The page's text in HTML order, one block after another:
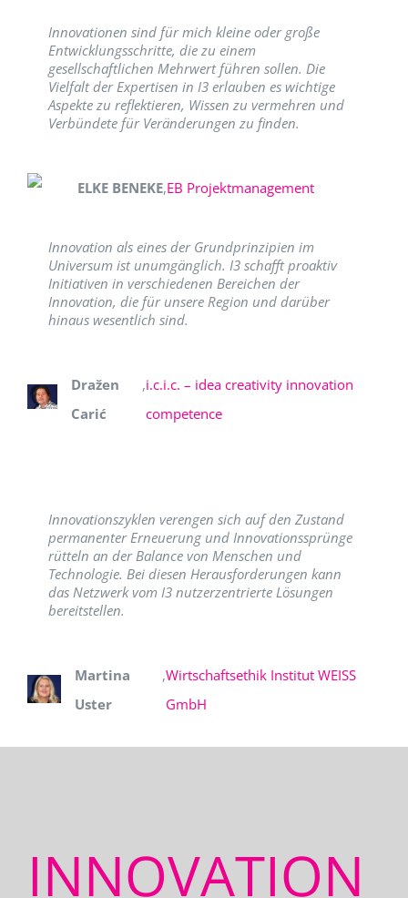
Innovationen sind für mich kleine oder große
Entwicklungsschritte, die zu einem
gesellschaftlichen Mehrwert führen sollen. Die
Vielfalt der Expertisen in I3 erlauben es wichtige
Aspekte zu reflektieren, Wissen zu vermehren und
Verbündete für Veränderungen zu finden.
ELKE BENEKE,EB Projektmanagement
Innovation als eines der Grundprinzipien im
Universum ist unumgänglich. I3 schafft proaktiv
Initiativen in verschiedenen Bereichen der
Innovation, die für unsere Region und darüber
hinaus wesentlich sind.
Dražen
Carić
,i.c.i.c. – idea creativity innovation
competence
Innovationszyklen verengen sich auf den Zustand
permanenter Erneuerung und Innovationssprünge
rütteln an der Balance von Menschen und
Technologie. Bei diesen Herausforderungen kann
das Netzwerk vom I3 nutzerzentrierte Lösungen
bereitstellen.
Martina
Uster
,Wirtschaftsethik Institut WEISS
GmbH
INNOVATION